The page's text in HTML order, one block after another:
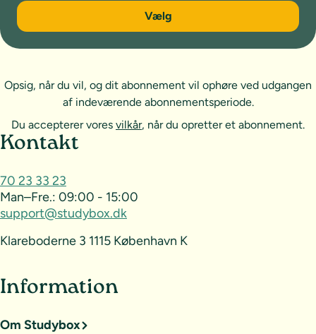
6 måneder
Vælg
Opsig, når du vil, og dit abonnement vil ophøre ved udgangen
af indeværende abonnementsperiode.
Du accepterer vores vilkår, når du opretter et abonnement.
Sideoversigt og kontakt
Kontakt
70 23 33 23
Man–Fre.: 09:00 - 15:00
support@studybox.dk
Klareboderne 3 1115 København K
Information
Om Studybox